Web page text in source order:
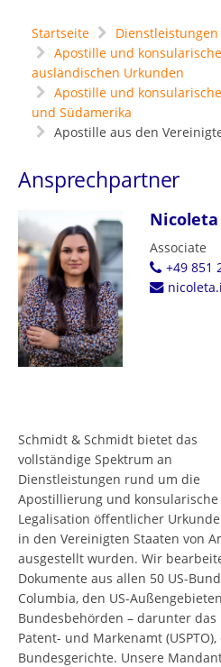
Startseite
Dienstleistungen
Apostille und
ausländischen Urkunden
Apostille und
und Südamerika
Apostille aus den
Ansprechpartner
Associate
+49 851
Schmidt & Schmidt bietet das
vollständige Spektrum an
Dienstleistungen rund um die
Apostillierung und konsularische
Legalisation öffentlicher
in den Vereinigten Staaten von
ausgestellt wurden. Wir
Dokumente aus allen 50 US-
Columbia, den US-
Bundesbehörden – darunter das
Patent- und Markenamt
Bundesgerichte. Unsere